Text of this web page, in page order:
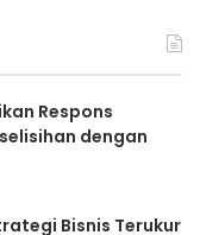
Respons
dengan
Bisnis Terukur